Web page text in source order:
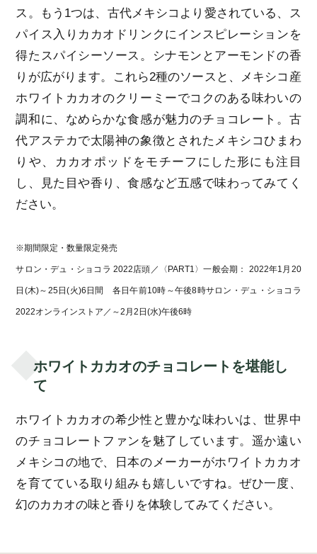
ス。もう1つは、古代メキシコより愛されている、ス
パイス入りカカオドリンクにインスピレーションを
得たスパイシーソース。シナモンとアーモンドの香
りが広がります。これら2種のソースと、メキシコ産
ホワイトカカオのクリーミーでコクのある味わいの
調和に、なめらかな食感が魅力のチョコレート。古
代アステカで太陽神の象徴とされたメキシコひまわ
りや、カカオポッドをモチーフにした形にも注目
し、見た目や香り、食感など五感で味わってみてく
ださい。
※期間限定・数量限定発売
サロン・デュ・ショコラ 2022店頭／〈PART1〉一般会期： 2022年1月20
日(木)～25日(火)6日間 各日午前10時～午後8時サロン・デュ・ショコラ
2022オンラインストア／～2月2日(水)午後6時
ホワイトカカオのチョコレートを堪能し
て
ホワイトカカオの希少性と豊かな味わいは、世界中
のチョコレートファンを魅了しています。遥か遠い
メキシコの地で、日本のメーカーがホワイトカカオ
を育てている取り組みも嬉しいですね。ぜひ一度、
幻のカカオの味と香りを体験してみてください。